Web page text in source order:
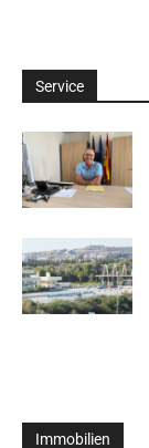
Service
Immobilien